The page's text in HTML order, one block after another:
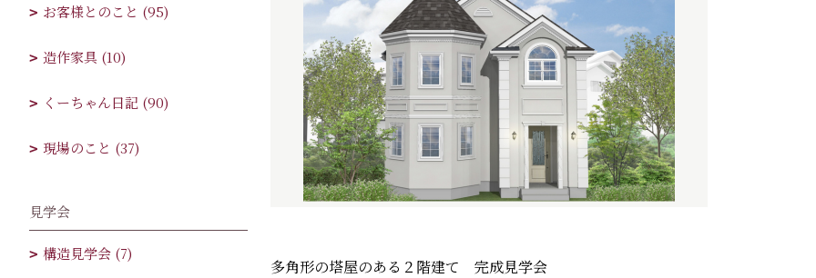
多角形の塔屋のある２階建て 完成見学会
お客様とのこと (95)
造作家具 (10)
くーちゃん日記 (90)
現場のこと (37)
見学会
構造見学会 (7)